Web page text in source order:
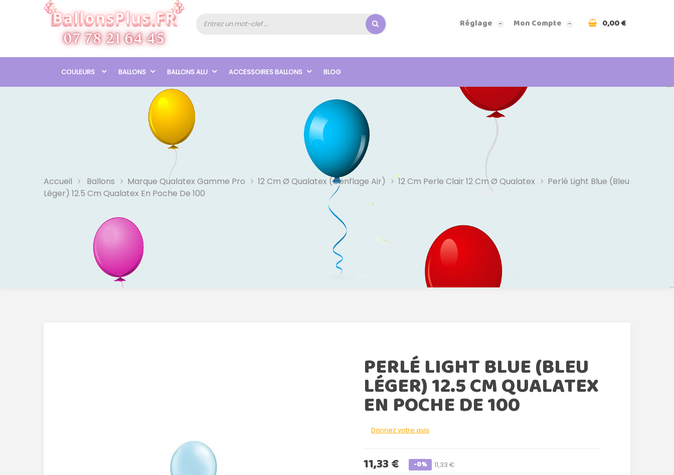
Réglage Mon Compte 0,00 €
COULEURS BALLONS BALLONS ALU ACCESSOIRES BALLONS BLOG
Accueil Ballons Marque Qualatex Gamme Pro 12 Cm Ø Qualatex (Gonflage Air) 12 Cm Perle Clair 12 Cm Ø Qualatex
Perlé Light Blue (bleu
Léger) 12.5 Cm Qualatex En Poche De 100
PERLÉ LIGHT BLUE (BLEU
LÉGER) 12.5 CM QUALATEX
EN POCHE DE 100
Donnez votre avis
11,33 €
11,33 € -0%